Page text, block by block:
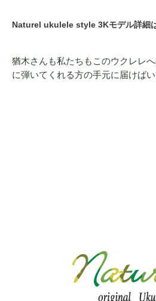
Naturel ukulele style 3Kモデル詳細
猶木さんも私たちもこのウクレレ
に弾いてくれる方の手元に届けば